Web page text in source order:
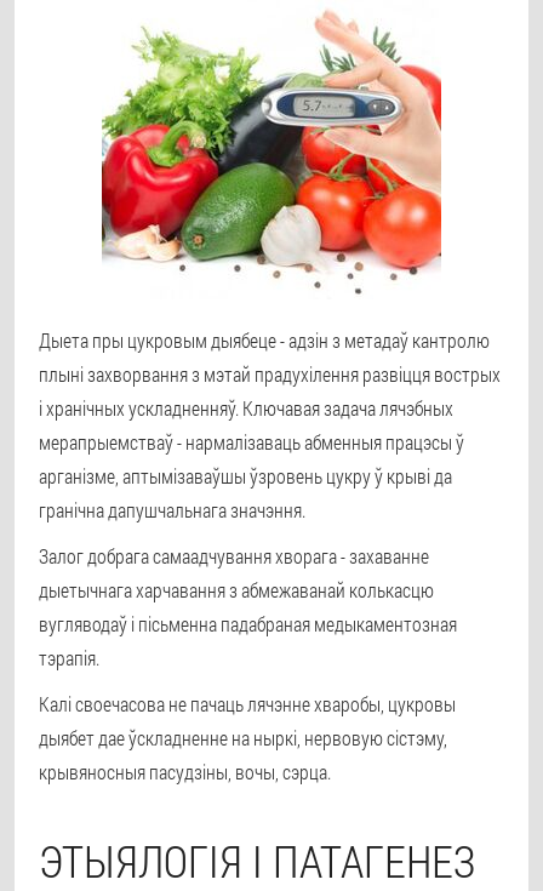
Дыета пры цукровым дыябеце - адзін з метадаў кантролю
плыні захворвання з мэтай прадухілення развіцця вострых
і хранічных ускладненняў. Ключавая задача лячэбных
мерапрыемстваў - нармалізаваць абменныя працэсы ў
арганізме, аптымізаваўшы ўзровень цукру ў крыві да
гранічна дапушчальнага значэння.
Залог добрага самаадчування хворага - захаванне
дыетычнага харчавання з абмежаванай колькасцю
вугляводаў і пісьменна падабраная медыкаментозная
тэрапія.
Калі своечасова не пачаць лячэнне хваробы, цукровы
дыябет дае ўскладненне на ныркі, нервовую сістэму,
крывяносныя пасудзіны, вочы, сэрца.
ЭТЫЯЛОГІЯ І ПАТАГЕНЕЗ